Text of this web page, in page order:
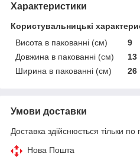
Характеристики
Користувальницькі
Висота в пакованні (см)
9
Довжина в пакованні (см)
13
Ширина в пакованні (см)
26
Умови доставки
Доставка здійснюється тільки по
Нова Пошта